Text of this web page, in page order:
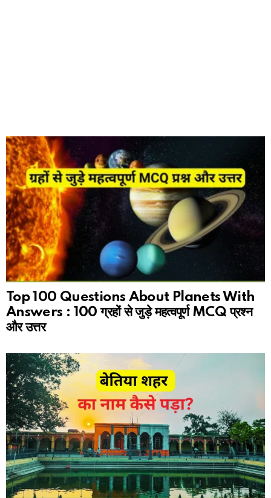
Top 100 Questions About Planets With
Answers : 100 ग्रहों से जुड़े महत्वपूर्ण MCQ प्रश्न
और उत्तर